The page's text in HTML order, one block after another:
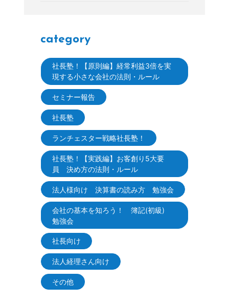
category
社長塾！【原則編】経常利益3倍を実
現する小さな会社の法則・ルール
セミナー報告
社長塾
ランチェスター戦略社長塾！
社長塾！【実践編】お客創り5大要
員 決め方の法則・ルール
法人様向け 決算書の読み方 勉強会
会社の基本を知ろう！ 簿記(初級)
勉強会
社長向け
法人経理さん向け
その他